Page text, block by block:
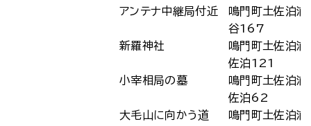
アンテナ中継局付近
鳴門町土佐泊浦
谷167
新羅神社
鳴門町土佐泊浦
佐泊121
小宰相局の墓
鳴門町土佐泊浦
佐泊62
大毛山に向かう道
鳴門町土佐泊浦